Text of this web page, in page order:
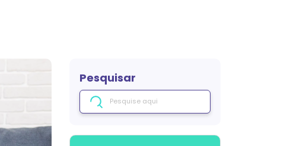
Pesquisar